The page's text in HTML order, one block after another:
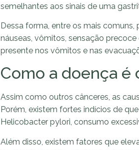
semelhantes aos sinais de uma
Dessa forma, entre os mais
náuseas, vômitos, sensação
presente nos vômitos e nas
Como a doença é
Assim como outros cânceres, as
Porém, existem fortes indícios de
Helicobacter pylori, consumo
Além disso, existem fatores que